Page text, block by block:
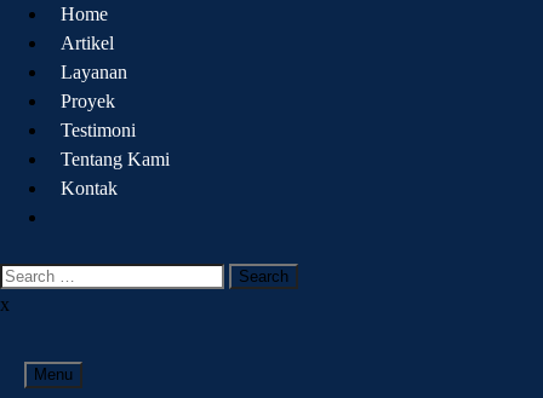
Home
Artikel
Layanan
Proyek
Testimoni
Tentang Kami
Kontak
x
Menu